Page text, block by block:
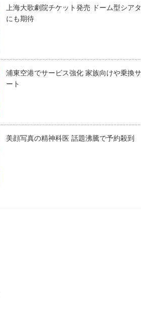
上海大歌劇院チケット発売 ドーム型シア
にも期待
浦東空港でサービス強化 家族向けや乗換
ート
美顔写真の精神科医 話題沸騰で予約殺到